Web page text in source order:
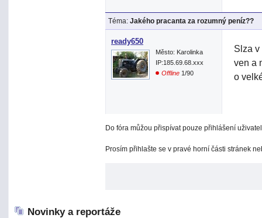
Téma: Jakého pracanta za rozumný peníz??
ready650
Město: Karolinka
IP:185.69.68.xxx
Offline 1/90
Slza v
ven a
o
Do fóra můžou přispívat pouze přihlášení
Prosím přihlašte se v pravé horní části stránek
Novinky a reportáže